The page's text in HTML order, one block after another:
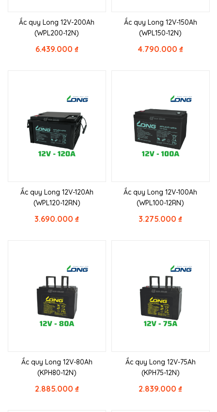
Ắc quy Long 12V-200Ah
(WPL200-12N)
6.439.000 ₫
Ắc quy Long 12V-150Ah
(WPL150-12N)
4.790.000 ₫
Ắc quy Long 12V-120Ah
(WPL120-12RN)
3.690.000 ₫
Ắc quy Long 12V-100Ah
(WPL100-12RN)
3.275.000 ₫
Ắc quy Long 12V-80Ah
(KPH80-12N)
2.885.000 ₫
Ắc quy Long 12V-75Ah
(KPH75-12N)
2.839.000 ₫